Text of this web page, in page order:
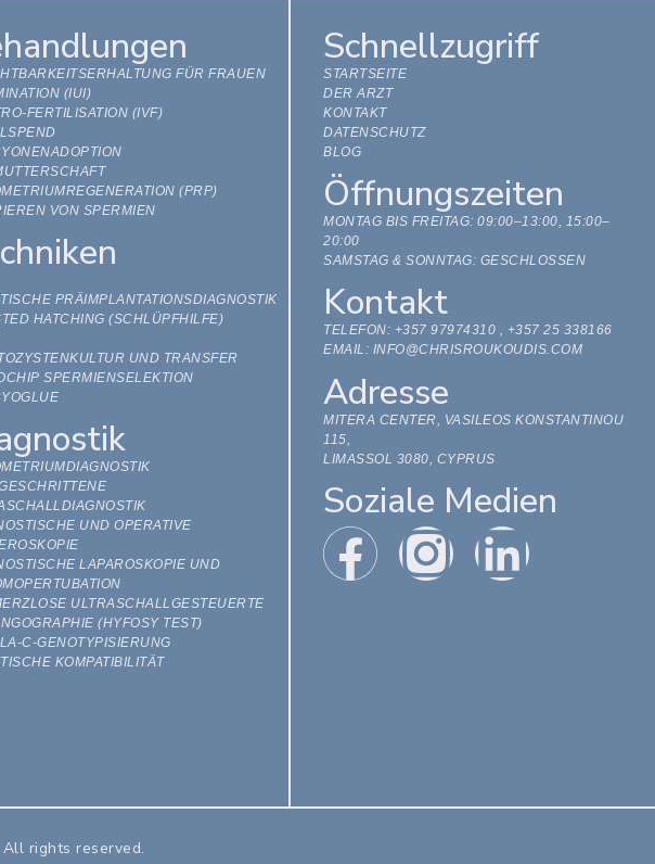
FÜR FRAUEN
(IUI)
FERTILISATION (IVF)
(PRP)
VON SPERMIEN
PRÄIMPLANTATIONSDIAGNOSTIK
HATCHING (SCHLÜPFHILFE)
UND TRANSFER
SPERMIENSELEKTION
UND OPERATIVE
LAPAROSKOPIE UND
ULTRASCHALLGESTEUERTE
(HYFOSY TEST)
C-GENOTYPISIERUNG
KOMPATIBILITÄT
Schnellzugriff
STARTSEITE
DER ARZT
KONTAKT
DATENSCHUTZ
BLOG
Öffnungszeiten
MONTAG BIS FREITAG: 09:00–13:00, 15:00–
20:00
SAMSTAG & SONNTAG: GESCHLOSSEN
Kontakt
TELEFON: +357 97974310 , +357 25 338166
EMAIL: INFO@CHRISROUKOUDIS.COM
Adresse
MITERA CENTER, VASILEOS KONSTANTINOU
115,
LIMASSOL 3080, CYPRUS
Soziale Medien
rights reserved.